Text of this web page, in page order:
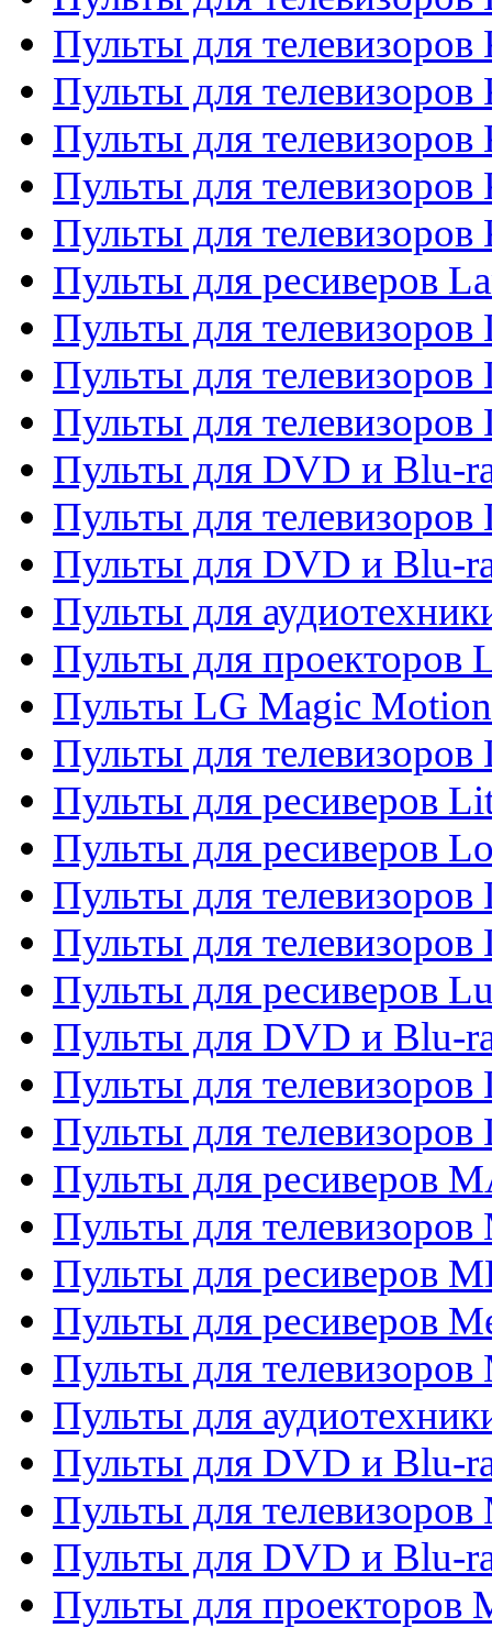
Пульты для телевизоров
Пульты для телевизоров
Пульты для телевизоров
Пульты для
Пульты для
Пульты для ресиверов
Пульты для телевизоров
Пульты для телевизоров
Пульты для телевизоров
Пульты для DVD и Blu-
Пульты для телевизоров
Пульты для DVD и Blu-
Пульты для
Пульты для проекторов
Пульты LG Magic Motion
Пульты для
Пульты для ресиверов
Пульты для ресиверов
Пульты для телевизоров
Пульты для
Пульты для ресиверов
Пульты для DVD и Blu-
Пульты для телевизоров
Пульты для телевизоров
Пульты для ресиверов
Пульты для телевизоров
Пульты для ресиверов
Пульты для ресиверов
Пульты для телевизоров
Пульты для
Пульты для DVD и Blu-
Пульты для
Пульты для DVD и Blu-
Пульты для проекторов